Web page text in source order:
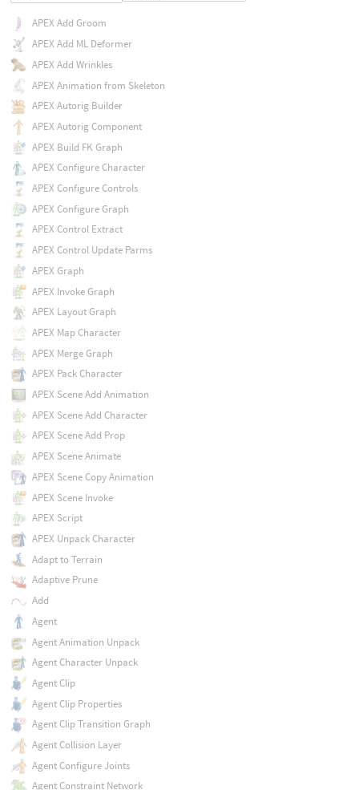
APEX Add Groom
APEX Add ML Deformer
APEX Add Wrinkles
APEX Animation from Skeleton
APEX Autorig Builder
APEX Autorig Component
APEX Build FK Graph
APEX Configure Character
APEX Configure Controls
APEX Configure Graph
APEX Control Extract
APEX Control Update Parms
APEX Graph
APEX Invoke Graph
APEX Layout Graph
APEX Map Character
APEX Merge Graph
APEX Pack Character
APEX Scene Add Animation
APEX Scene Add Character
APEX Scene Add Prop
APEX Scene Animate
APEX Scene Copy Animation
APEX Scene Invoke
APEX Script
APEX Unpack Character
Adapt to Terrain
Adaptive Prune
Add
Agent
Agent Animation Unpack
Agent Character Unpack
Agent Clip
Agent Clip Properties
Agent Clip Transition Graph
Agent Collision Layer
Agent Configure Joints
Agent Constraint Network